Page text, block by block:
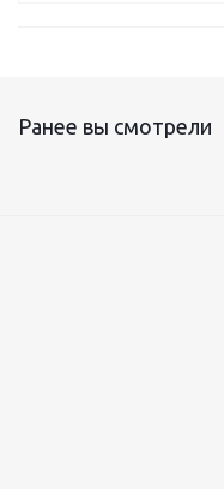
Ранее вы смотрели